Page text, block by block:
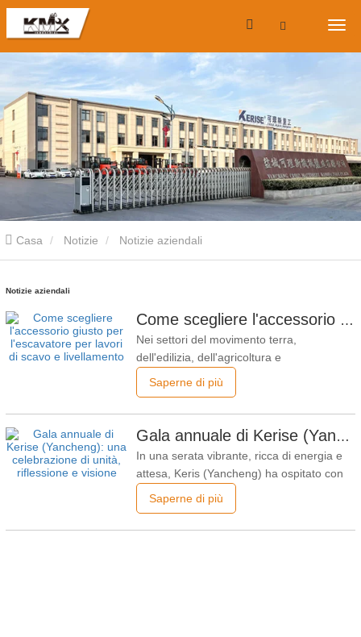
Casa Notizie Notizie aziendali
Notizie aziendali
Come scegliere l'accessorio giusto per l'escavatore per lavori di scavo e livellamento
Nei settori del movimento terra,
dell'edilizia, dell'agricoltura e
livellamento sono tra le attività quotidiane
giusto per l'escavatore è essenziale per
migliorare la produttività, garantire la
sicurezza e prolungare la
Saperne di più
Gala annuale di Kerise (Yancheng): una celebrazione di unità, riflessione e visione
In una serata vibrante, ricca di energia e
attesa, Keris (Yancheng) ha ospitato con
dipendenti di tutti i reparti per riflettere sui
Saperne di più